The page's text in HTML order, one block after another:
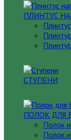
ПЛИНТУС
СТУПЕНИ
ПОЛОК ДЛЯ
Полок
Полок